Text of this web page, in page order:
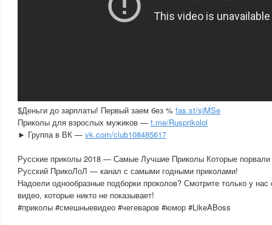
$Деньги до зарплаты! Первый заем без % fas.st/sjMSe
Приколы для взрослых мужиков — t.me/Rusprikolol
► Группа в ВК — vk.com/club108485617
Русские приколы 2018 — Самые Лучшие Приколы Которые
Русский ПрикоЛоЛ — канал с самыми годными приколами!
Надоели однообразные подборки проколов? Смотрите только у
видео, которые никто не показывает!
#приколы #смешныевидео #чегеваров #юмор #LikeABoss